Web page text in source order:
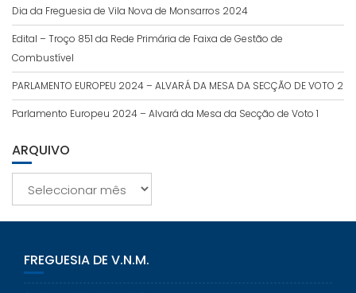
Dia da Freguesia de Vila Nova de Monsarros 2024
Edital – Troço 851 da Rede Primária de Faixa de Gestão de
Combustível
PARLAMENTO EUROPEU 2024 – ALVARÁ DA MESA DA SECÇÃO DE VOTO 2
Parlamento Europeu 2024 – Alvará da Mesa da Secção de Voto 1
ARQUIVO
FREGUESIA DE V.N.M.